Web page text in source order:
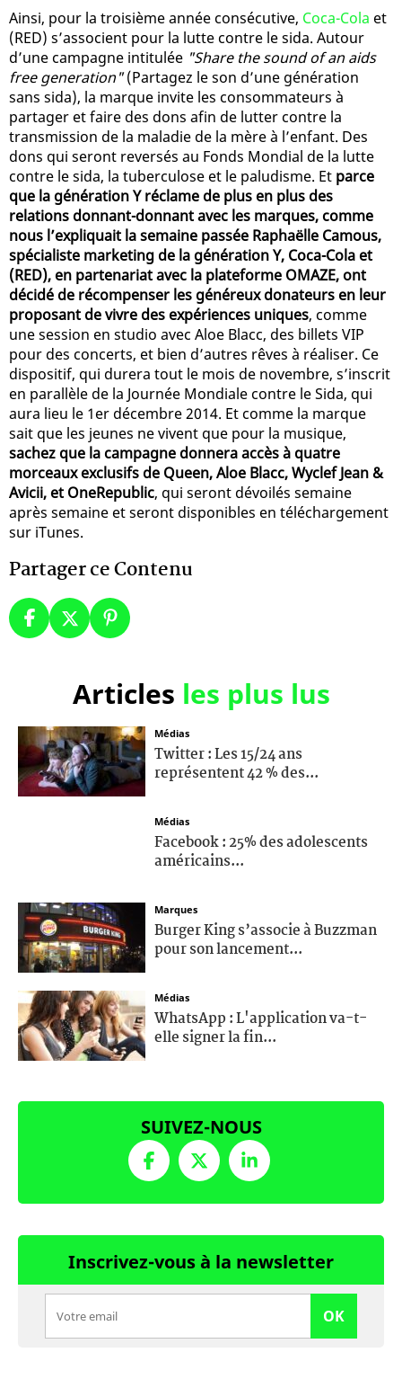
Ainsi, pour la troisième année consécutive, Coca-Cola et
(RED) s’associent pour la lutte contre le sida. Autour
d’une campagne intitulée "Share the sound of an aids
free generation"(Partagez le son d’une génération
sans sida), la marque invite les consommateurs à
partager et faire des dons afin de lutter contre la
transmission de la maladie de la mère à l’enfant. Des
dons qui seront reversés au Fonds Mondial de la lutte
contre le sida, la tuberculose et le paludisme. Et parce
que la génération Y réclame de plus en plus des
relations donnant-donnant avec les marques, comme
nous l’expliquait la semaine passée Raphaëlle Camous,
spécialiste marketing de la génération Y, Coca-Cola et
(RED), en partenariat avec la plateforme OMAZE, ont
décidé de récompenser les généreux donateurs en leur
proposant de vivre des expériences uniques, comme
une session en studio avec Aloe Blacc, des billets VIP
pour des concerts, et bien d’autres rêves à réaliser. Ce
dispositif, qui durera tout le mois de novembre, s’inscrit
en parallèle de la Journée Mondiale contre le Sida, qui
aura lieu le 1er décembre 2014. Et comme la marque
sait que les jeunes ne vivent que pour la musique,
sachez que la campagne donnera accès à quatre
morceaux exclusifs de Queen, Aloe Blacc, Wyclef Jean &
Avicii, et OneRepublic, qui seront dévoilés semaine
après semaine et seront disponibles en téléchargement
sur iTunes.
Partager ce Contenu
Articles les plus lus
Médias
Twitter : Les 15/24 ans
représentent 42 % des...
Médias
Facebook : 25% des adolescents
américains...
Marques
Burger King s’associe à Buzzman
pour son lancement...
Médias
WhatsApp : L'application va-t-
elle signer la fin...
SUIVEZ-NOUS
Inscrivez-vous à la newsletter
OK